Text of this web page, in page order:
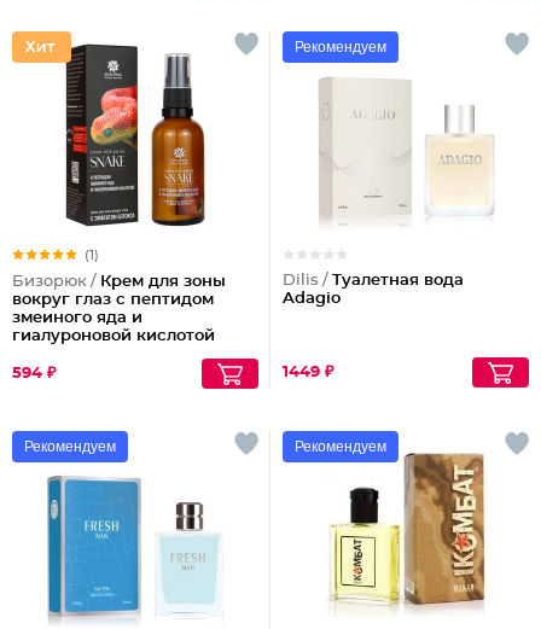
(1)
Бизорюк / Крем для зоны
вокруг глаз с пептидом
змеиного яда и
гиалуроновой кислотой
594 ₽
Рекомендуем
Dilis / Туалетная вода
Adagio
1449 ₽
Рекомендуем Рекомендуем